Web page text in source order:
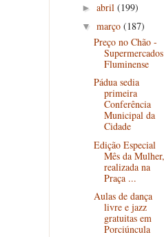
► abril (199)
▼ março (187)
Preço no Chão -
Supermercados
Fluminense
Pádua sedia
primeira
Conferência
Municipal da
Cidade
Edição Especial
Mês da Mulher,
realizada na
Praça ...
Aulas de dança
livre e jazz
gratuitas em
Porciúncula